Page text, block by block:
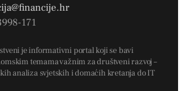
171
je informativni portal koji se bavi
temama važnim za društveni razvoj –
analiza svjetskih i domaćih kretanja do IT